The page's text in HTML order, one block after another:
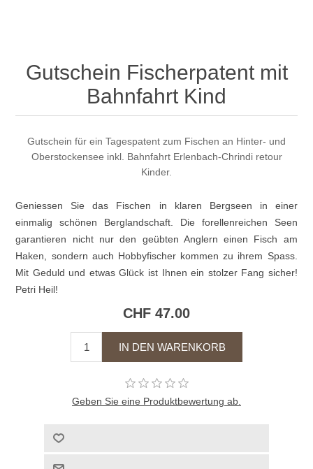
Gutschein Fischerpatent mit
Bahnfahrt Kind
Gutschein für ein Tagespatent zum Fischen an Hinter- und
Oberstockensee inkl. Bahnfahrt Erlenbach-Chrindi retour
Kinder.
Geniessen Sie das Fischen in klaren Bergseen in einer
einmalig schönen Berglandschaft. Die forellenreichen Seen
garantieren nicht nur den geübten Anglern einen Fisch am
Haken, sondern auch Hobbyfischer kommen zu ihrem Spass.
Mit Geduld und etwas Glück ist Ihnen ein stolzer Fang sicher!
Petri Heil!
CHF 47.00
Geben Sie eine Produktbewertung ab.